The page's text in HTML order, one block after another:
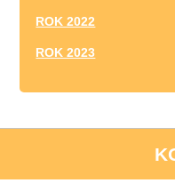
ROK 2022
ROK 2023